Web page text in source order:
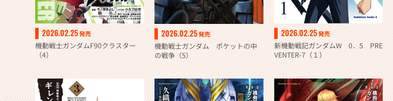
2026.02.25発売
機動戦士ガンダムF90クラスター
（4）
2026.02.25発売
機動戦士ガンダム ポケットの中
の戦争（5）
2026.02.25発売
新機動戦記ガンダムW 0．5 PRE
VENTER-7（１）